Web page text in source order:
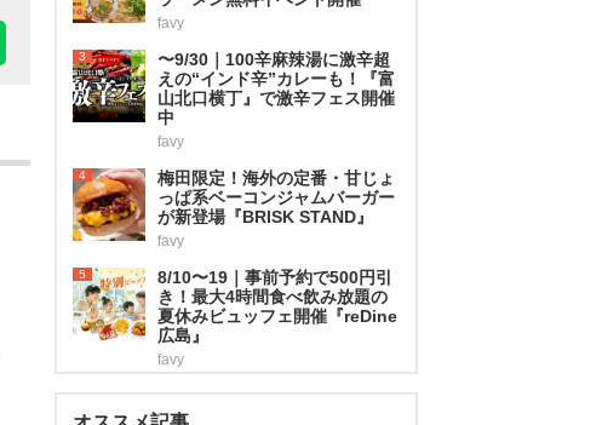
favy
3
〜9/30｜100辛麻辣湯に激辛超
えの“インド辛”カレーも！『富
山北口横丁』で激辛フェス開催
中
favy
4
梅田限定！海外の定番・甘じょ
っぱ系ベーコンジャムバーガー
が新登場『BRISK STAND』
favy
5
8/10〜19｜事前予約で500円引
き！最大4時間食べ飲み放題の
夏休みビュッフェ開催『reDine
広島』
favy